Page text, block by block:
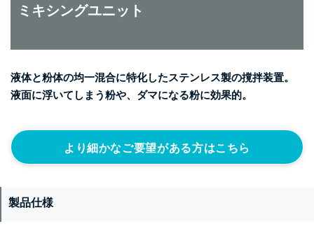
ミキシングユニット
液体と粉体の均一混合に特化したステンレス製の撹拌装置。
液面に浮いてしまう粉や、ダマになる粉に効果的。
より細かなご要望がある方はこちら
製品仕様